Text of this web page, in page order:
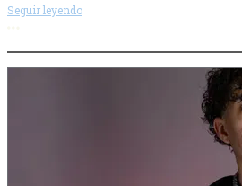
Seguir leyendo